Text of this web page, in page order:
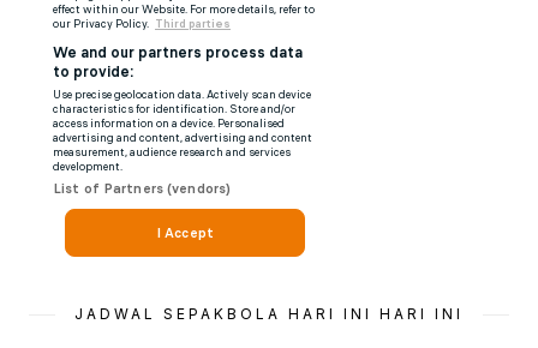
JADWAL SEPAKBOLA HARI INI HARI INI